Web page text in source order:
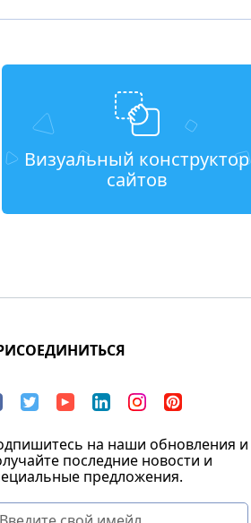
Визуальный конструктор
сайтов
на наши обновления и
последние новости и
предложения.